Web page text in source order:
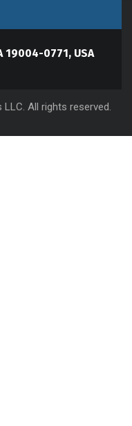
19004-0771, USA
All rights reserved.